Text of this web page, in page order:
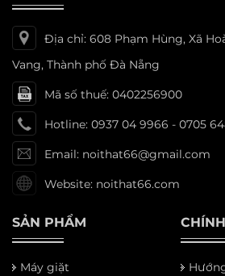
Địa chỉ: 608 Phạm Hùng, Xã
Vang, Thành phố Đà Nẵng
Mã số thuế: 0402256900
Hotline: 0937 04 9966 - 0705
Email: noithat66@gmail.com
Website: noithat66.com
SẢN PHẨM
Máy giặt